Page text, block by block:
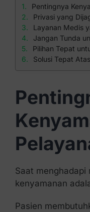
Pentingnya
Privasi yang
Layanan Medis
Jangan Tunda
Pilihan Tepat
Solusi Tepat
Saat menghadapi
kenyamanan
Pasien